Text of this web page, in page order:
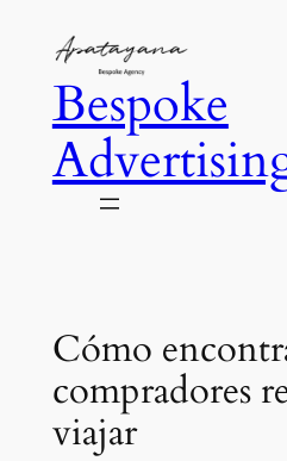
contenido
Bespoke
Cómo
compradores
viajar